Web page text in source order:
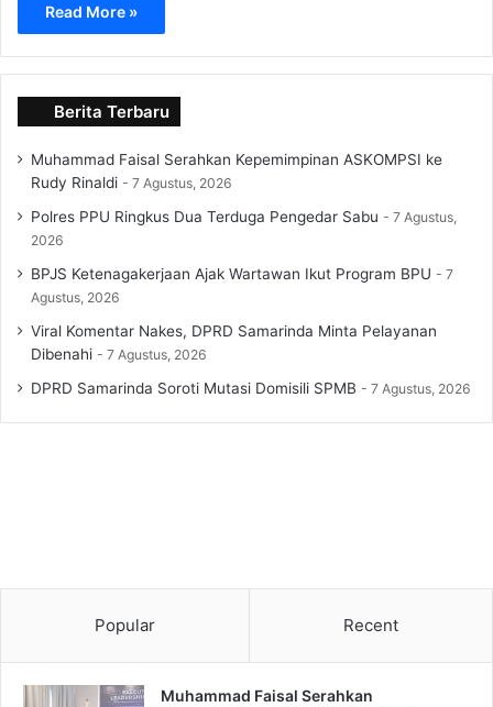
Read More »
Berita Terbaru
Muhammad Faisal Serahkan Kepemimpinan ASKOMPSI ke
Rudy Rinaldi
7 Agustus, 2026
Polres PPU Ringkus Dua Terduga Pengedar Sabu
7 Agustus,
2026
BPJS Ketenagakerjaan Ajak Wartawan Ikut Program BPU
7
Agustus, 2026
Viral Komentar Nakes, DPRD Samarinda Minta Pelayanan
Dibenahi
7 Agustus, 2026
DPRD Samarinda Soroti Mutasi Domisili SPMB 7 Agustus, 2026
Popular Recent
Muhammad Faisal Serahkan